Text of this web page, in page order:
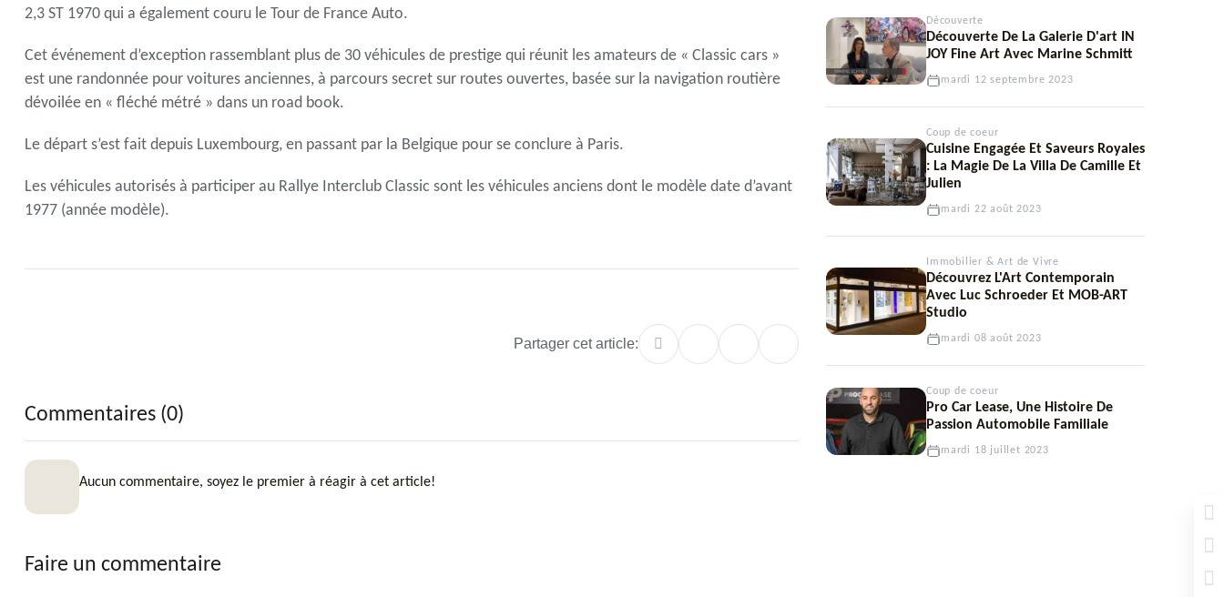
2,3 ST 1970 qui a également couru le Tour de France Auto.
Cet événement d’exception rassemblant plus de 30 véhicules de prestige qui réunit les amateurs de « Classic cars »
est une randonnée pour voitures anciennes, à parcours secret sur routes ouvertes, basée sur la navigation routière
dévoilée en « fléché métré » dans un road book.
Le départ s’est fait depuis Luxembourg, en passant par la Belgique pour se conclure à Paris.
Les véhicules autorisés à participer au Rallye Interclub Classic sont les véhicules anciens dont le modèle date d’avant
1977 (année modèle).
Partager cet article:
Commentaires (0)
Aucun commentaire, soyez le premier à réagir à cet article!
Faire un commentaire
Découverte
Découverte De La Galerie D'art IN
JOY Fine Art Avec Marine Schmitt
mardi 12 septembre 2023
Coup de coeur
Cuisine Engagée Et Saveurs Royales
: La Magie De La Villa De Camille Et
Julien
mardi 22 août 2023
Immobilier & Art de Vivre
Découvrez L'Art Contemporain
Avec Luc Schroeder Et MOB-ART
Studio
mardi 08 août 2023
Coup de coeur
Pro Car Lease, Une Histoire De
Passion Automobile Familiale
mardi 18 juillet 2023